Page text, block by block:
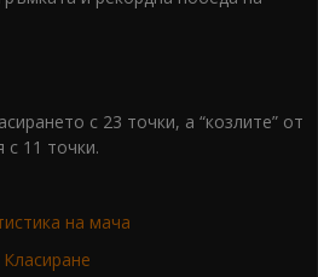
с 23 точки, а “козлите” от
с 11 точки.
на мача
Класиранe